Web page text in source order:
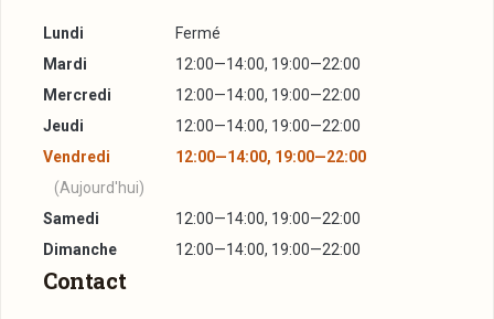
suggestions selon le marché.
Chez Peitry vous avez la possibilité de célébrer des
évènements comme vos fêtes de famille, des repas
d’affaires, des banquets, une communion ou un mariage.
L’auberge Peitry dispose de neuf studios meublés,
entièrement équipés avec cuisine, télé satellite et wifi
gratuit.
Lundi
Fermé
Mardi
12:00—14:00, 19:00—22:00
Mercredi
12:00—14:00, 19:00—22:00
Jeudi
12:00—14:00, 19:00—22:00
Vendredi
12:00—14:00, 19:00—22:00
(Aujourd'hui)
Samedi
12:00—14:00, 19:00—22:00
Dimanche
12:00—14:00, 19:00—22:00
Contact